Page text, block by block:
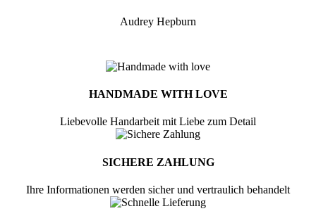
Audrey Hepburn
HANDMADE WITH LOVE
Liebevolle Handarbeit mit Liebe zum Detail
SICHERE ZAHLUNG
Ihre Informationen werden sicher und vertraulich behandelt